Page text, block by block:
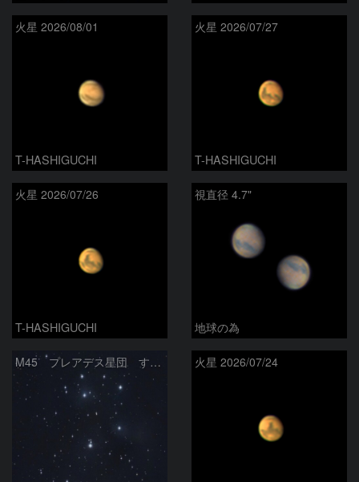
火星 2026/08/01
T-HASHIGUCHI
火星 2026/07/27
T-HASHIGUCHI
火星 2026/07/26
T-HASHIGUCHI
視直径 4.7"
地球の為
M45 プレアデス星団 すばる 火星 2026/07/24